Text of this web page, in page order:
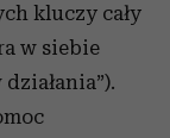
kluczy cały
w siebie